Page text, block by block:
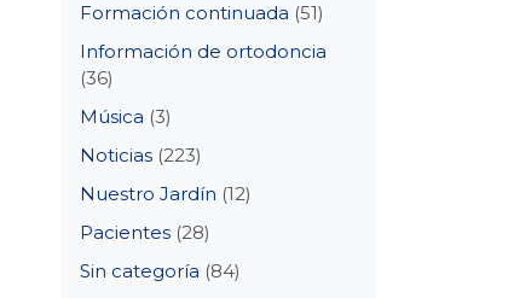
Formación continuada (51)
Información de ortodoncia
(36)
Música (3)
Noticias (223)
Nuestro Jardín (12)
Pacientes (28)
Sin categoría (84)